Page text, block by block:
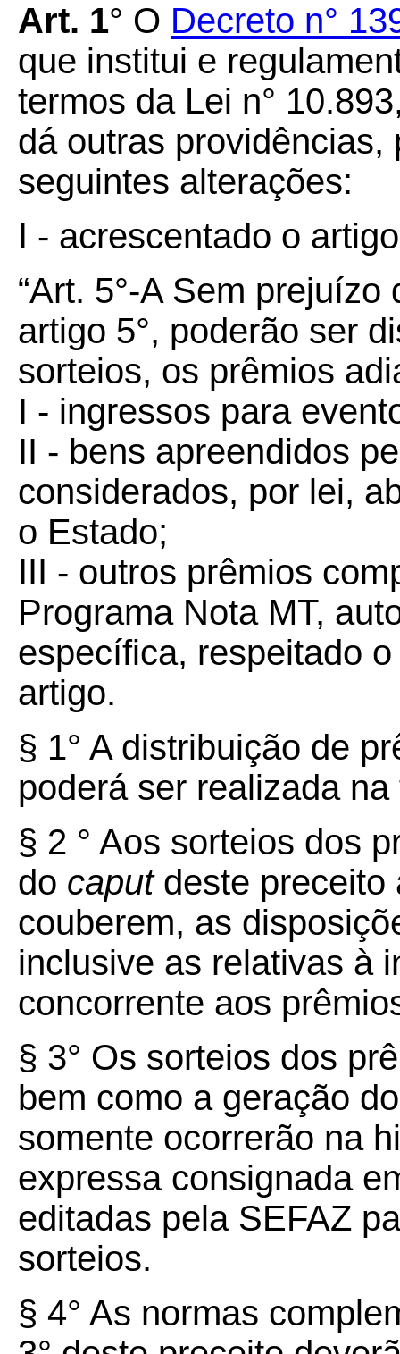
Art. 1° O Decreto n°
que institui e
termos da Lei n°
dá outras
seguintes alterações:
I - acrescentado o
“Art. 5°-A Sem
artigo 5°, poderão ser
sorteios, os prêmios
I - ingressos para
II - bens apreendidos
considerados, por lei,
o Estado;
III - outros prêmios
Programa Nota MT,
específica, respeitado
artigo.
§ 1° A distribuição de
poderá ser realizada
§ 2 ° Aos sorteios dos
do caputdeste preceito
couberem, as
inclusive as relativas à
concorrente aos
§ 3° Os sorteios dos
bem como a geração
somente ocorrerão na
expressa consignada
editadas pela SEFAZ
sorteios.
§ 4° As normas